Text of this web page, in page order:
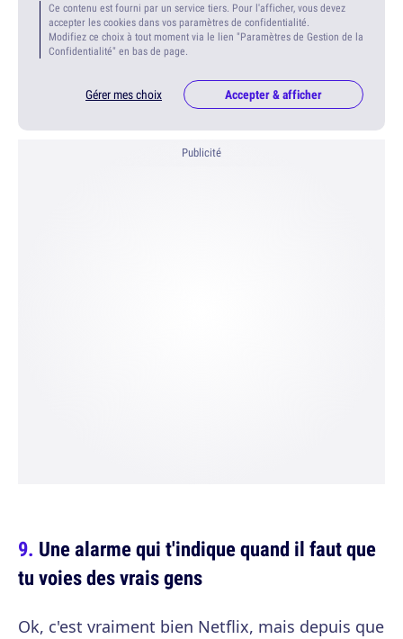
Ce contenu est fourni par un service tiers. Pour l'afficher, vous devez
accepter les cookies dans vos paramètres de confidentialité.
Modifiez ce choix à tout moment via le lien "Paramètres de Gestion de la
Confidentialité" en bas de page.
Gérer mes choix Accepter & afficher
Publicité
Une alarme qui t'indique quand il faut que
tu voies des vrais gens
Ok, c'est vraiment bien Netflix, mais depuis que